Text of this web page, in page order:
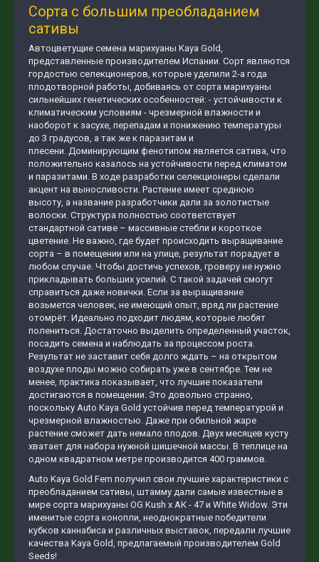
Сорта с большим преобладанием
сативы
Автоцветущие семена марихуаны Kaya Gold,
представленные производителем Испании. Сорт являются
гордостью селекционеров, которые уделили 2-а года
плодотворной работы, добиваясь от сорта марихуаны
сильнейших генетических особенностей: - устойчивости к
климатическим условиям - чрезмерной влажности и
наоборот к засухе, перепадам и понижению температуры
до 3 градусов, а так же к паразитам и
плесени. Доминирующим фенотипом является сатива, что
положительно казалось на устойчивости перед климатом
и паразитами. В ходе разработки селекционеры сделали
акцент на выносливости. Растение имеет среднюю
высоту, а название разработчики дали за золотистые
волоски. Структура полностью соответствует
стандартной сативе – массивные стебли и короткое
цветение. Не важно, где будет происходить выращивание
сорта – в помещении или на улице, результат порадует в
любом случае. Чтобы достичь успехов, гроверу не нужно
прикладывать больших усилий. С такой задачей смогут
справиться даже новички. Если за выращивание
возьмется человек, не имеющий опыт, вряд ли растение
отомрёт. Идеально подходит людям, которые любят
полениться. Достаточно выделить определенный участок,
посадить семена и наблюдать за процессом роста.
Результат не заставит себя долго ждать – на открытом
воздухе плоды можно собирать уже в сентябре. Тем не
менее, практика показывает, что лучшие показатели
достигаются в помещении. Это довольно странно,
поскольку Auto Kaya Gold устойчив перед температурой и
чрезмерной влажностью. Даже при обильной жаре
растение сможет дать немало плодов. Двух месяцев кусту
хватает для набора нужной шишечной массы. В теплице на
одном квадратном метре производится 400 граммов.
Auto Kaya Gold Fem получил свои лучшие характеристики с
преобладанием сативы, штамму дали самые известные в
мире сорта марихуаны OG Kush х АК - 47 и White Widow. Эти
именитые сорта конопли, неоднократные победители
кубков каннабиса и различных выставок, передали лучшие
качества Kaya Gold, предлагаемый производителем Gold
Seeds!